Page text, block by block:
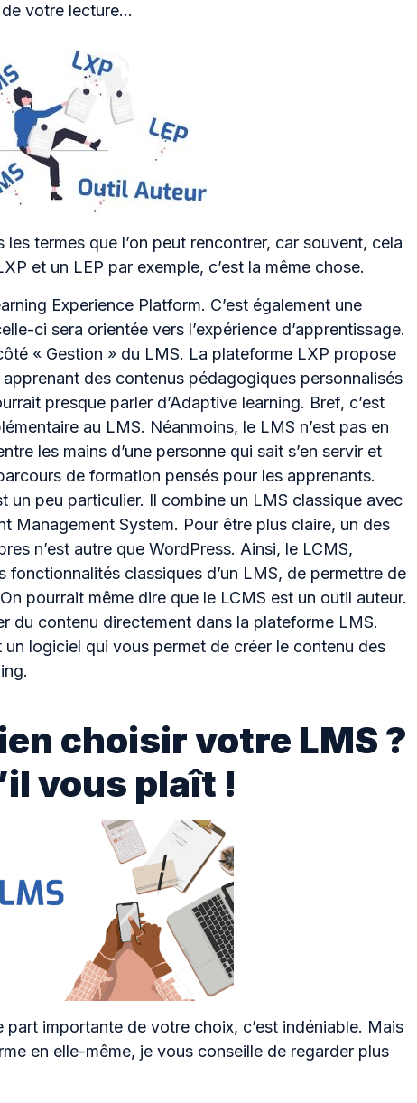
de votre lecture…
termes que l’on peut rencontrer, car souvent, cela
et un LEP par exemple, c’est la même chose.
Experience Platform. C’est également une
ci sera orientée vers l’expérience d’apprentissage.
« Gestion » du LMS. La plateforme LXP propose
des contenus pédagogiques personnalisés
presque parler d’Adaptive learning. Bref, c’est
au LMS. Néanmoins, le LMS n’est pas en
les mains d’une personne qui sait s’en servir et
de formation pensés pour les apprenants.
un peu particulier. Il combine un LMS classique avec
Management System. Pour être plus claire, un des
n’est autre que WordPress. Ainsi, le LCMS,
fonctionnalités classiques d’un LMS, de permettre de
pourrait même dire que le LCMS est un outil auteur.
du contenu directement dans la plateforme LMS.
un logiciel qui vous permet de créer le contenu des
choisir votre LMS ?
vous plaît !
part importante de votre choix, c’est indéniable. Mais
en elle-même, je vous conseille de regarder plus